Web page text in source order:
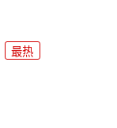
最热